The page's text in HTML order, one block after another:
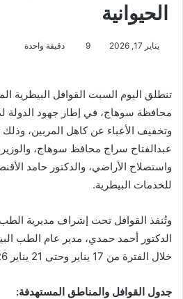
الحيوانية
يناير 17, 2026 9 دقيقة واحدة
تنطلق اليوم السبت القوافل البيطرية
محافظة سوهاج، في إطار جهود الدولة
وتخفيف الأعباء عن كاهل المربين، وذلك
عبدالفتاح سراج محافظ سوهاج، والوزير
واستصلاح الأراضي، والدكتور حامد
للخدمات البيطرية.
وتُنفذ القوافل تحت إشراف مديرية
الدكتور أحمد حمدي، مدير عام الطب
خلال الفترة من 17 يناير وحتى 21 يناير 2026.
جدول القوافل والمناطق المستهدفة: